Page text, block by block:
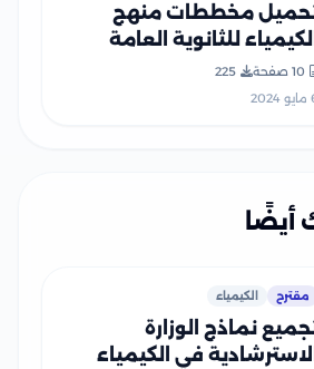
مخططات منهج
الكيمياء للثانوية العامة
10 صفحة
225
أيضًا
مقترح الكيمياء
نماذج الوزارة
الاسترشادية في الكيمياء